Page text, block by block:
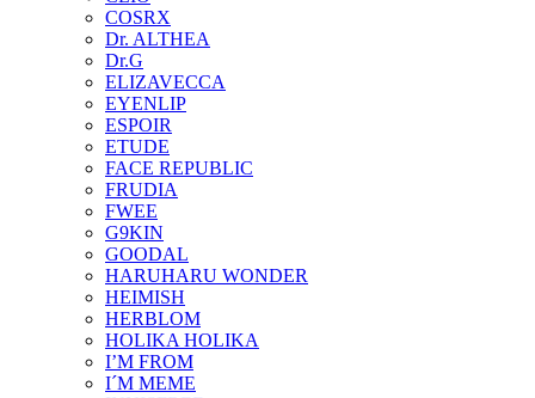
COSRX
Dr. ALTHEA
Dr.G
ELIZAVECCA
EYENLIP
ESPOIR
ETUDE
FACE REPUBLIC
FRUDIA
FWEE
G9KIN
GOODAL
HARUHARU WONDER
HEIMISH
HERBLOM
HOLIKA HOLIKA
I’M FROM
I´M MEME